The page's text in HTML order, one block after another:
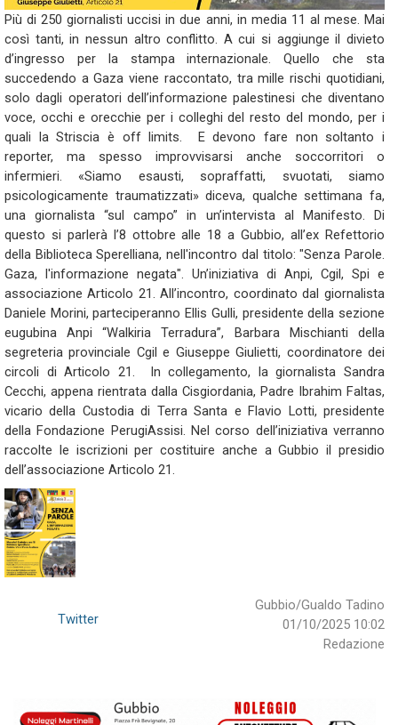
Più di 250 giornalisti uccisi in due anni, in media 11 al mese. Mai
così tanti, in nessun altro conflitto. A cui si aggiunge il divieto
d’ingresso per la stampa internazionale. Quello che sta
succedendo a Gaza viene raccontato, tra mille rischi quotidiani,
solo dagli operatori dell’informazione palestinesi che diventano
voce, occhi e orecchie per i colleghi del resto del mondo, per i
quali la Striscia è off limits. E devono fare non soltanto i
reporter, ma spesso improvvisarsi anche soccorritori o
infermieri. «Siamo esausti, sopraffatti, svuotati, siamo
psicologicamente traumatizzati» diceva, qualche settimana fa,
una giornalista “sul campo” in un’intervista al Manifesto. Di
questo si parlerà l’8 ottobre alle 18 a Gubbio, all’ex Refettorio
della Biblioteca Sperelliana, nell'incontro dal titolo: "Senza Parole.
Gaza, l'informazione negata". Un’iniziativa di Anpi, Cgil, Spi e
associazione Articolo 21. All’incontro, coordinato dal giornalista
Daniele Morini, parteciperanno Ellis Gulli, presidente della sezione
eugubina Anpi “Walkiria Terradura”, Barbara Mischianti della
segreteria provinciale Cgil e Giuseppe Giulietti, coordinatore dei
circoli di Articolo 21. In collegamento, la giornalista Sandra
Cecchi, appena rientrata dalla Cisgiordania, Padre Ibrahim Faltas,
vicario della Custodia di Terra Santa e Flavio Lotti, presidente
della Fondazione PerugiAssisi. Nel corso dell’iniziativa verranno
raccolte le iscrizioni per costituire anche a Gubbio il presidio
dell’associazione Articolo 21.
Gubbio/Gualdo Tadino
01/10/2025 10:02
Redazione
Twitter